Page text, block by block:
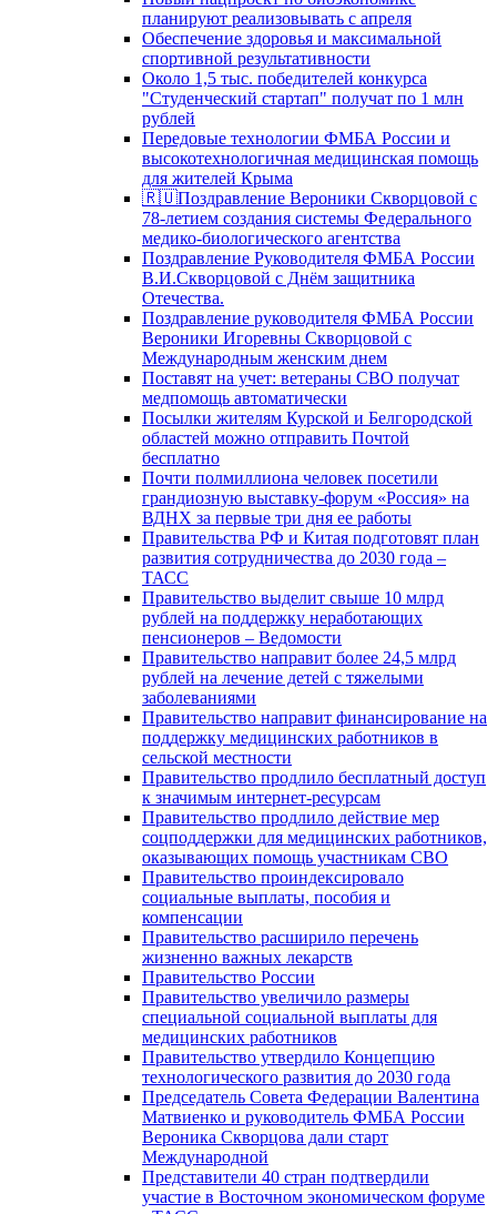
планируют реализовывать с апреля
Обеспечение здоровья и максимальной
спортивной результативности
Около 1,5 тыс. победителей конкурса
"Студенческий стартап" получат по 1 млн
рублей
Передовые технологии ФМБА России и
высокотехнологичная медицинская помощь
для жителей Крыма
🇷🇺Поздравление Вероники Скворцовой с
78-летием создания системы Федерального
медико-биологического агентства
Поздравление Руководителя ФМБА России
В.И.Скворцовой с Днём защитника
Отечества.
Поздравление руководителя ФМБА России
Вероники Игоревны Скворцовой с
Международным женским днем
Поставят на учет: ветераны СВО получат
медпомощь автоматически
Посылки жителям Курской и Белгородской
областей можно отправить Почтой
бесплатно
Почти полмиллиона человек посетили
грандиозную выставку-форум «Россия» на
ВДНХ за первые три дня ее работы
Правительства РФ и Китая подготовят план
развития сотрудничества до 2030 года –
ТАСС
Правительство выделит свыше 10 млрд
рублей на поддержку неработающих
пенсионеров – Ведомости
Правительство направит более 24,5 млрд
рублей на лечение детей с тяжелыми
заболеваниями
Правительство направит финансирование на
поддержку медицинских работников в
сельской местности
Правительство продлило бесплатный доступ
к значимым интернет-ресурсам
Правительство продлило действие мер
соцподдержки для медицинских работников,
оказывающих помощь участникам СВО
Правительство проиндексировало
социальные выплаты, пособия и
компенсации
Правительство расширило перечень
жизненно важных лекарств
Правительство России
Правительство увеличило размеры
специальной социальной выплаты для
медицинских работников
Правительство утвердило Концепцию
технологического развития до 2030 года
Председатель Совета Федерации Валентина
Матвиенко и руководитель ФМБА России
Вероника Скворцова дали старт
Международной
Представители 40 стран подтвердили
участие в Восточном экономическом форуме